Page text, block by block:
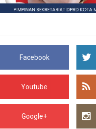
Facebook
Youtube
Google+